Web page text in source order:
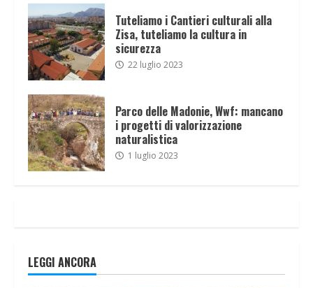
Tuteliamo i Cantieri culturali alla
Zisa, tuteliamo la cultura in
sicurezza
22 luglio 2023
Parco delle Madonie, Wwf: mancano
i progetti di valorizzazione
naturalistica
1 luglio 2023
LEGGI ANCORA